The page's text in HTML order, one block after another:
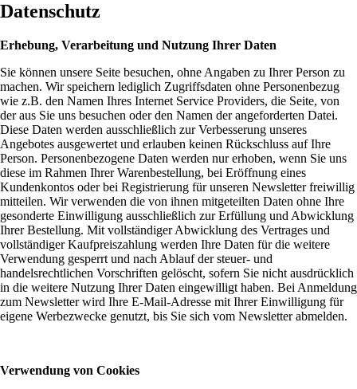
Datenschutz
Erhebung, Verarbeitung und Nutzung Ihrer Daten
Sie können unsere Seite besuchen, ohne Angaben zu Ihrer Person zu
machen. Wir speichern lediglich Zugriffsdaten ohne Personenbezug
wie z.B. den Namen Ihres Internet Service Providers, die Seite, von
der aus Sie uns besuchen oder den Namen der angeforderten Datei.
Diese Daten werden ausschließlich zur Verbesserung unseres
Angebotes ausgewertet und erlauben keinen Rückschluss auf Ihre
Person. Personenbezogene Daten werden nur erhoben, wenn Sie uns
diese im Rahmen Ihrer Warenbestellung, bei Eröffnung eines
Kundenkontos oder bei Registrierung für unseren Newsletter freiwillig
mitteilen. Wir verwenden die von ihnen mitgeteilten Daten ohne Ihre
gesonderte Einwilligung ausschließlich zur Erfüllung und Abwicklung
Ihrer Bestellung. Mit vollständiger Abwicklung des Vertrages und
vollständiger Kaufpreiszahlung werden Ihre Daten für die weitere
Verwendung gesperrt und nach Ablauf der steuer- und
handelsrechtlichen Vorschriften gelöscht, sofern Sie nicht ausdrücklich
in die weitere Nutzung Ihrer Daten eingewilligt haben. Bei Anmeldung
zum Newsletter wird Ihre E-Mail-Adresse mit Ihrer Einwilligung für
eigene Werbezwecke genutzt, bis Sie sich vom Newsletter abmelden.
Verwendung von Cookies